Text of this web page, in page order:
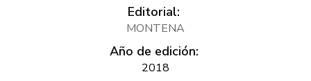
Editorial:
MONTENA
Año de edición:
2018